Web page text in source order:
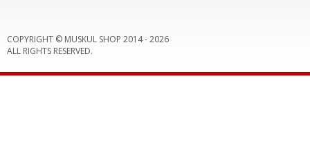
COPYRIGHT © MUSKUL SHOP 2014 -2026
ALL RIGHTS RESERVED.